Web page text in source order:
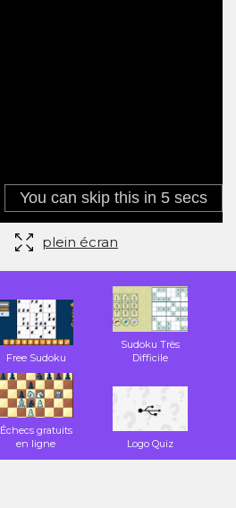
plein écran
Free Sudoku
Sudoku Très
Difficile
Échecs gratuits
en ligne
Logo Quiz